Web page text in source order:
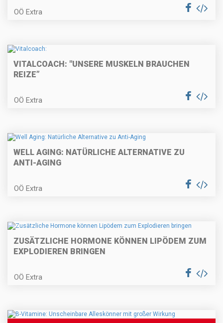
OÖ Extra
VITALCOACH: "UNSERE MUSKELN BRAUCHEN
REIZE”
OÖ Extra
WELL AGING: NATÜRLICHE ALTERNATIVE ZU
ANTI-AGING
OÖ Extra
ZUSÄTZLICHE HORMONE KÖNNEN LIPÖDEM ZUM
EXPLODIEREN BRINGEN
OÖ Extra